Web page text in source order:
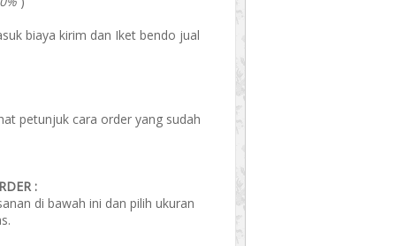
biaya kirim dan Iket bendo jual
petunjuk cara order yang sudah
:
di bawah ini dan pilih ukuran